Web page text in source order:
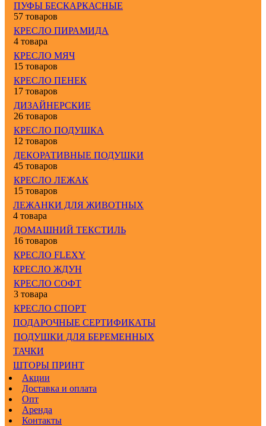
ПУФЫ БЕСКАРКАСНЫЕ
57 товаров
КРЕСЛО ПИРАМИДА
4 товара
КРЕСЛО МЯЧ
15 товаров
КРЕСЛО ПЕНЕК
17 товаров
ДИЗАЙНЕРСКИЕ
26 товаров
КРЕСЛО ПОДУШКА
12 товаров
ДЕКОРАТИВНЫЕ ПОДУШКИ
45 товаров
КРЕСЛО ЛЕЖАК
15 товаров
ЛЕЖАНКИ ДЛЯ ЖИВОТНЫХ
4 товара
ДОМАШНИЙ ТЕКСТИЛЬ
16 товаров
КРЕСЛО FLEXY
КРЕСЛО ЖДУН
КРЕСЛО СОФТ
3 товара
КРЕСЛО СПОРТ
ПОДАРОЧНЫЕ СЕРТИФИКАТЫ
ПОДУШКИ ДЛЯ БЕРЕМЕННЫХ
ТАЧКИ
ШТОРЫ ПРИНТ
Акции
Доставка и оплата
Опт
Аренда
Контакты